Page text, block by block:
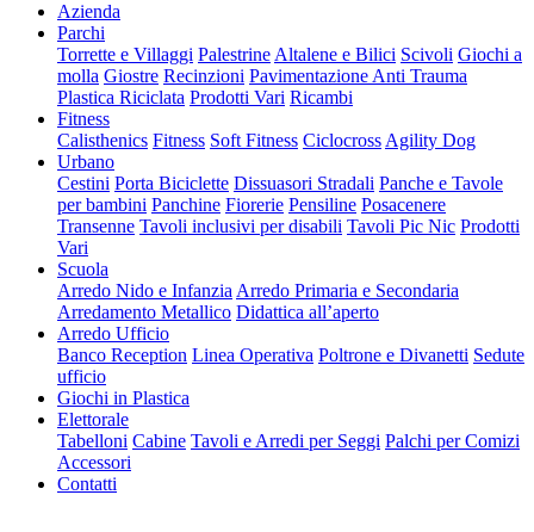
Azienda
Parchi
Torrette e Villaggi Palestrine Altalene e Bilici Scivoli Giochi a
molla Giostre Recinzioni Pavimentazione Anti Trauma
Plastica Riciclata Prodotti Vari Ricambi
Fitness
Calisthenics Fitness Soft Fitness Ciclocross Agility Dog
Urbano
Cestini Porta Biciclette Dissuasori Stradali Panche e Tavole
per bambini Panchine Fiorerie Pensiline Posacenere
Transenne Tavoli inclusivi per disabili Tavoli Pic Nic Prodotti
Vari
Scuola
Arredo Nido e Infanzia Arredo Primaria e Secondaria
Arredamento Metallico Didattica all’aperto
Arredo Ufficio
Banco Reception Linea Operativa Poltrone e Divanetti Sedute
ufficio
Giochi in Plastica
Elettorale
Tabelloni Cabine Tavoli e Arredi per Seggi Palchi per Comizi
Accessori
Contatti